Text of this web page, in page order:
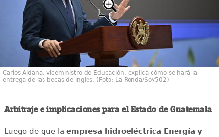
Carlos Aldana, viceministro de Educación, explica cómo se hará la
entrega de las becas de inglés. (Foto: La Ronda/Soy502)
Arbitraje e implicaciones para el Estado de Guatemala
Luego de que la empresa hidroeléctrica Energía y